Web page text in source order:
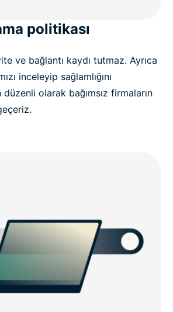
politikası
ve bağlantı kaydı tutmaz. Ayrıca
inceleyip sağlamlığını
olarak bağımsız firmaların